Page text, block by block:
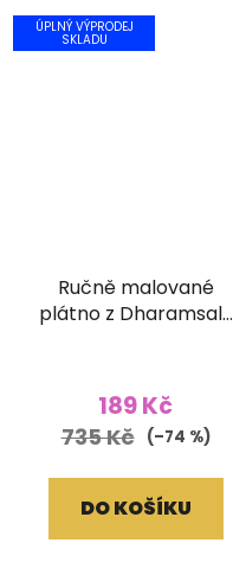
ÚPLNÝ VÝPRODEJ
SKLADU
Ručně malované
plátno z Dharamsaly
189 Kč
735 Kč (–74 %)
DO KOŠÍKU